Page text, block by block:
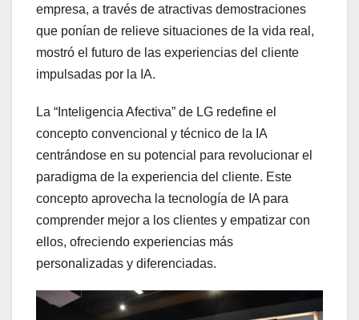
empresa, a través de atractivas demostraciones
que ponían de relieve situaciones de la vida real,
mostró el futuro de las experiencias del cliente
impulsadas por la IA.
La “Inteligencia Afectiva” de LG redefine el
concepto convencional y técnico de la IA
centrándose en su potencial para revolucionar el
paradigma de la experiencia del cliente. Este
concepto aprovecha la tecnología de IA para
comprender mejor a los clientes y empatizar con
ellos, ofreciendo experiencias más
personalizadas y diferenciadas.